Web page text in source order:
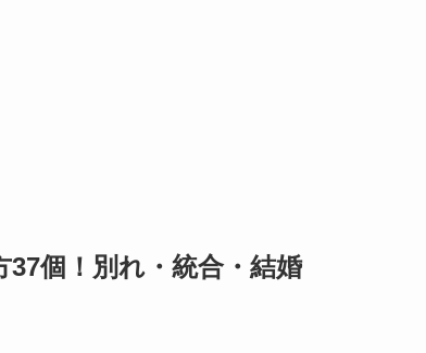
個！別れ・統合・結婚